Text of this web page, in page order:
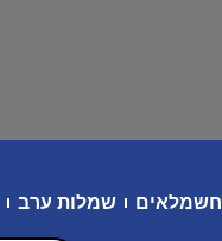
חשמלאים שמלות ערב